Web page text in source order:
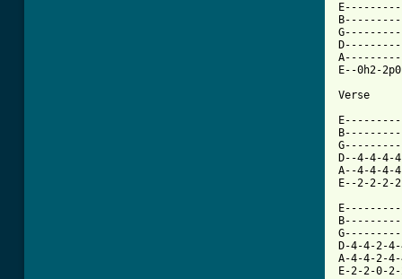
E--0h2-
Verse
D--4-4-4-
A--4-4-4-
E--2-2-2-
D-4-4-2-
A-4-4-2-
E-2-2-0-